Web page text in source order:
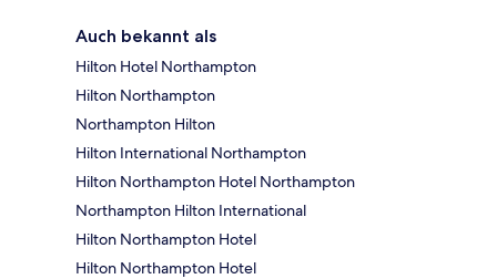
Auch bekannt als
Hilton Hotel Northampton
Hilton Northampton
Northampton Hilton
Hilton International Northampton
Hilton Northampton Hotel Northampton
Northampton Hilton International
Hilton Northampton Hotel
Hilton Northampton Hotel